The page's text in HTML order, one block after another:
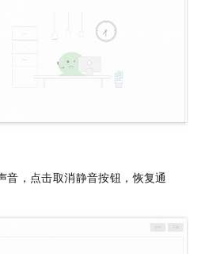
音，点击取消静音按钮，恢复通